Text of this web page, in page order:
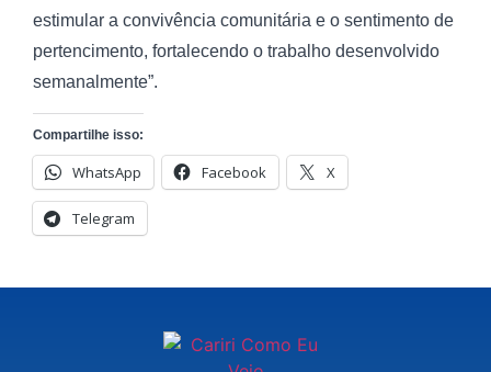
estimular a convivência comunitária e o sentimento de
pertencimento, fortalecendo o trabalho desenvolvido
semanalmente”.
Compartilhe isso:
WhatsApp Facebook X
Telegram